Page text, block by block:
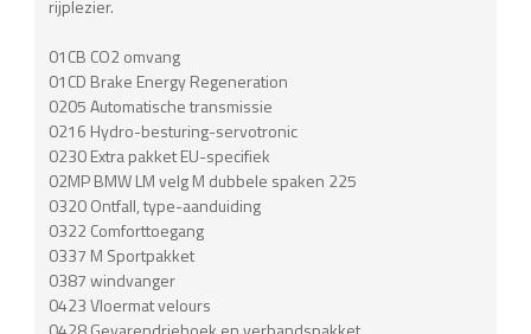
rijplezier.
01CB CO2 omvang
01CD Brake Energy Regeneration
0205 Automatische transmissie
0216 Hydro-besturing-servotronic
0230 Extra pakket EU-specifiek
02MP BMW LM velg M dubbele spaken 225
0320 Ontfall, type-aanduiding
0322 Comforttoegang
0337 M Sportpakket
0387 windvanger
0423 Vloermat velours